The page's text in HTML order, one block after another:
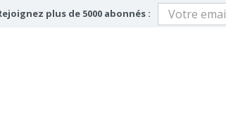
plus de 5000 abonnés :